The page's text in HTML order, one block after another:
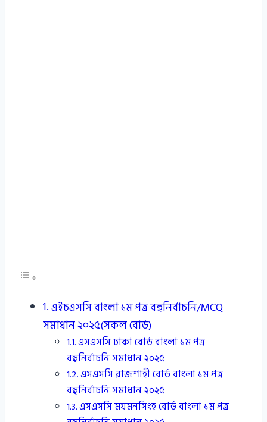
এইচএসসি বাংলা ১ম পত্র বহুনির্বাচনি/MCQ
সমাধান ২০২৫(সকল বোর্ড)
এসএসসি ঢাকা বোর্ড বাংলা ১ম পত্র
বহুনির্বাচনি সমাধান ২০২৫
এসএসসি রাজশাহী বোর্ড বাংলা ১ম পত্র
বহুনির্বাচনি সমাধান ২০২৫
এসএসসি ময়মনসিংহ বোর্ড বাংলা ১ম পত্র